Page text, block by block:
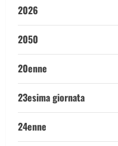
2026
2050
20enne
23esima giornata
24enne